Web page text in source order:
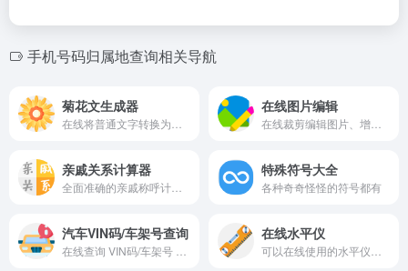
手机号码归属地查询相关导航
菊花文生成器 在线图片编辑
亲戚关系计算器 特殊符号大全
各种奇奇怪怪的符号都有
汽车VIN码/车架号查询 在线水平仪